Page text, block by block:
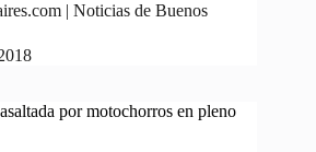
| Noticias de Buenos
por motochorros en pleno